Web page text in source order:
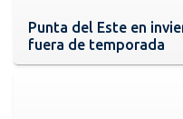
Punta del Este en
fuera de temporada